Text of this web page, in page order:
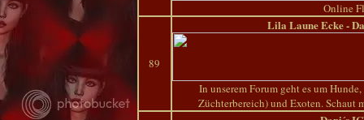
Online
89
Lila Laune Ecke -
In unserem Forum geht es um
Züchterbereich) und Exoten. Schaut